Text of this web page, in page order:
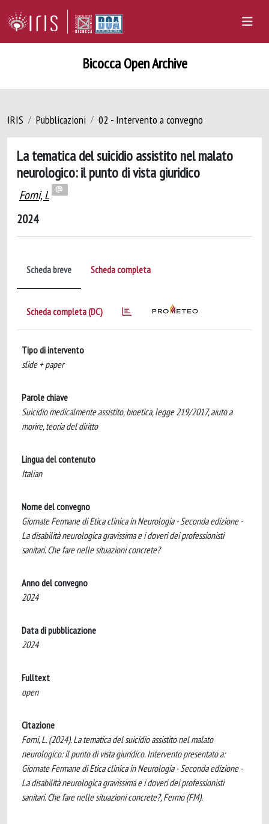
Bicocca Open Archive
IRIS Pubblicazioni 02 - Intervento a convegno
La tematica del suicidio assistito nel malato
neurologico: il punto di vista giuridico
Forni, L
2024
Scheda breve Scheda completa
Scheda completa (DC)
Tipo di intervento
slide + paper
Parole chiave
Suicidio medicalmente assistito, bioetica, legge 219/2017, aiuto a
morire, teoria del diritto
Lingua del contenuto
Italian
Nome del convegno
Giornate Fermane di Etica clinica in Neurologia - Seconda edizione -
La disabilità neurologica gravissima e i doveri dei professionisti
sanitari. Che fare nelle situazioni concrete?
Anno del convegno
2024
Data di pubblicazione
2024
Fulltext
open
Citazione
Forni, L. (2024). La tematica del suicidio assistito nel malato
neurologico: il punto di vista giuridico. Intervento presentato a:
Giornate Fermane di Etica clinica in Neurologia - Seconda edizione -
La disabilità neurologica gravissima e i doveri dei professionisti
sanitari. Che fare nelle situazioni concrete?, Fermo (FM).